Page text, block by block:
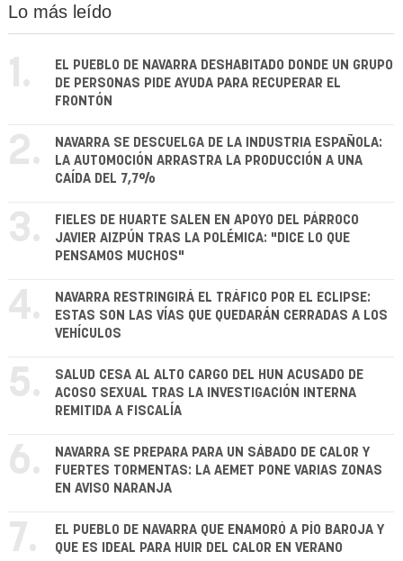
Lo más leído
1.
EL PUEBLO DE NAVARRA DESHABITADO DONDE UN GRUPO
DE PERSONAS PIDE AYUDA PARA RECUPERAR EL
FRONTÓN
2.
NAVARRA SE DESCUELGA DE LA INDUSTRIA ESPAÑOLA:
LA AUTOMOCIÓN ARRASTRA LA PRODUCCIÓN A UNA
CAÍDA DEL 7,7%
3.
FIELES DE HUARTE SALEN EN APOYO DEL PÁRROCO
JAVIER AIZPÚN TRAS LA POLÉMICA: "DICE LO QUE
PENSAMOS MUCHOS"
4.
NAVARRA RESTRINGIRÁ EL TRÁFICO POR EL ECLIPSE:
ESTAS SON LAS VÍAS QUE QUEDARÁN CERRADAS A LOS
VEHÍCULOS
5.
SALUD CESA AL ALTO CARGO DEL HUN ACUSADO DE
ACOSO SEXUAL TRAS LA INVESTIGACIÓN INTERNA
REMITIDA A FISCALÍA
6.
NAVARRA SE PREPARA PARA UN SÁBADO DE CALOR Y
FUERTES TORMENTAS: LA AEMET PONE VARIAS ZONAS
EN AVISO NARANJA
7.
EL PUEBLO DE NAVARRA QUE ENAMORÓ A PÍO BAROJA Y
QUE ES IDEAL PARA HUIR DEL CALOR EN VERANO